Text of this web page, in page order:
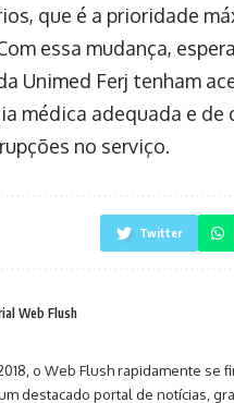
que é a prioridade
essa mudança,
Unimed Ferj tenham
médica adequada e de
no serviço.
Twitter
Web Flush
o Web Flush rapidamente se
destacado portal de notícias,